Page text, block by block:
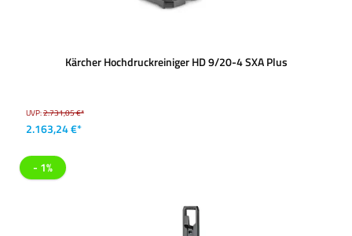
Kärcher Hochdruckreiniger HD 9/20-4 SXA Plus
UVP:2.731,05 €*
2.163,24 €*
- 1%